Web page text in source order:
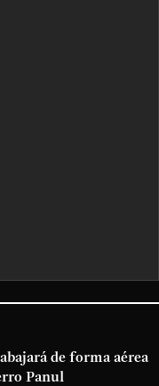
de forma aérea
Panul